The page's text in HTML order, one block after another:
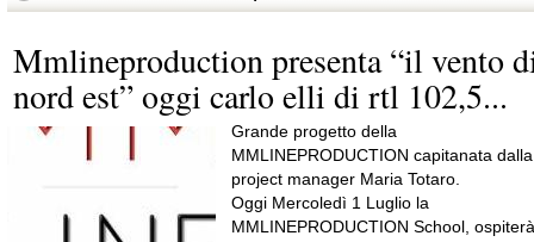
Mmlineproduction presenta “il vento
nord est” oggi carlo elli di rtl 102,5...
Grande progetto della
MMLINEPRODUCTION capitanata dalla
project manager Maria Totaro.
Oggi Mercoledì 1 Luglio la
MMLINEPRODUCTION School, ospiterà